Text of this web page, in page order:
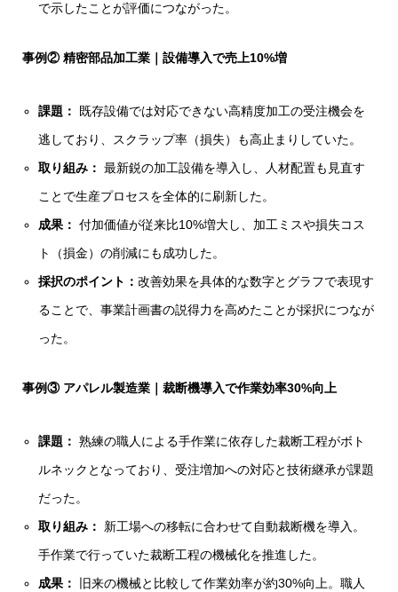
で示したことが評価につながった。
事例② 精密部品加工業｜設備導入で売上10%増
課題：
既存設備では対応できない高精度加工の受注機会を
逃しており、スクラップ率（損失）も高止まりしていた。
取り組み： 最新鋭の加工設備を導入し、人材配置も見直す
ことで生産プロセスを全体的に刷新した。
成果： 付加価値が従来比10%増大し、加工ミスや損失コス
ト（損金）の削減にも成功した。
採択のポイント：改善効果を具体的な数字とグラフで表現す
ることで、事業計画書の説得力を高めたことが採択につなが
った。
事例③ アパレル製造業｜裁断機導入で作業効率30%向上
課題： 熟練の職人による手作業に依存した裁断工程がボト
ルネックとなっており、受注増加への対応と技術継承が課題
だった。
取り組み：
新工場への移転に合わせて自動裁断機を導入。
手作業で行っていた裁断工程の機械化を推進した。
成果：
旧来の機械と比較して作業効率が約30%向上。職人